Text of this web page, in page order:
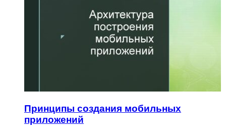
Принципы создания мобильных
приложений